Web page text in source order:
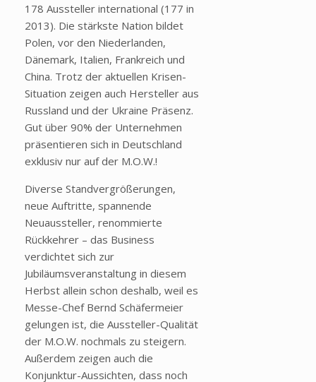
178 Aussteller international (177 in
2013). Die stärkste Nation bildet
Polen, vor den Niederlanden,
Dänemark, Italien, Frankreich und
China. Trotz der aktuellen Krisen-
Situation zeigen auch Hersteller aus
Russland und der Ukraine Präsenz.
Gut über 90% der Unternehmen
präsentieren sich in Deutschland
exklusiv nur auf der M.O.W.!
Diverse Standvergrößerungen,
neue Auftritte, spannende
Neuaussteller, renommierte
Rückkehrer – das Business
verdichtet sich zur
Jubiläumsveranstaltung in diesem
Herbst allein schon deshalb, weil es
Messe-Chef Bernd Schäfermeier
gelungen ist, die Aussteller-Qualität
der M.O.W. nochmals zu steigern.
Außerdem zeigen auch die
Konjunktur-Aussichten, dass noch